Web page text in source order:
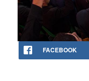
FACEBOOK